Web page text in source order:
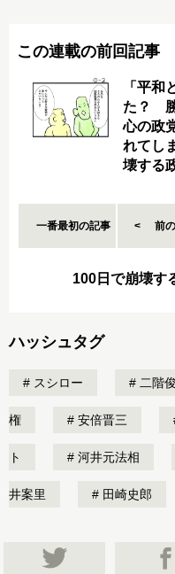
この連載の前回記事
「平和
た？
心の政
れてし
壊する
一番最初の記事 前
100日で崩壊す
ハッシュタグ
スシロー 二階
権 安倍晋三
ト 河井元法相
井案里 田崎史郎